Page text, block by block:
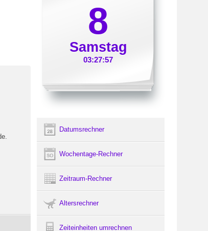
8
Samstag
03:27:57
Datumsrechner
Wochentage-Rechner
Zeitraum-Rechner
Altersrechner
Zeiteinheiten umrechnen